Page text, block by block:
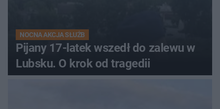
NOCNA AKCJA SŁUŻB
Pijany 17-latek wszedł do zalewu w
Lubsku. O krok od tragedii